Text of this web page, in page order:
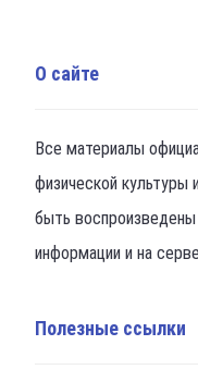
О сайте
Все материалы
физической культуры
быть
информации и на
Полезные ссылки